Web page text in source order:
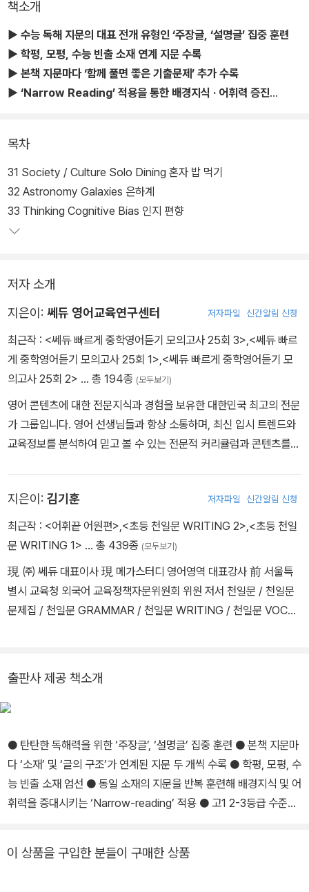
책소개
▶ 수능 독해 지문의 대표 전개 유형인 ‘주장글, ‘설명글’ 집중 훈련
▶ 학평, 모평, 수능 빈출 소재 연계 지문 수록
▶ 본책 지문마다 ‘함께 풀면 좋은 기출문제’ 추가 수록
▶ ‘Narrow Reading’ 적용을 통한 배경지식 · 어휘력 증진
<천일문 독해 시리즈>는 지문 독해 학습에 적합한 글이 무엇인지에
대한 고민을 담고 있다. 고등학생들이 집중적으로 학습해야 할 글은
이해를 방해하는 요소가 있는 글, 논리 사고력을 키워주는 글이다. <
천일문 독해 시리즈>는 이런 특성을 가진 지문 120개를 엄선하고, 검
수를 거쳐 각 30개씩 총 네 권에 나눠 실었다.
두 가지 유형의 전개에 익숙해지면 탄탄한 독해력을 기를 수 있다. 이
를 위해 <천일문 독해 시리즈>는 특정 기간 한 가지 유형에만 집중
면 해당 장르의 플롯을 꿰뚫게 되듯, 한 권에서 한 가지 유형만 온전히
다뤄 해당 유형을 마스터할 수 있도록 하며, 레벨 당 두 권으로 구성된
다.
교재 내 지문들은 기출 간접 연계 지문들 위주로 수록했다. 반복되어
출제되는 경향이 있는 학평, 모평, 수능의 소재들을 다루되 내용이 다
출제 유형으로 구성했으며, 본 문제 유형마다 정답을 찾아가거나 검
증하는 사전, 사후 문제를 추가 구성해 체계적인 문제 풀이 습관을 들
일 수 있다. Stage 2 ‘한 문장씩 뜯어보기’는 지문을 문장별로 나눠
상승시킬 수 있다. 마지막 Stage 3 ‘요약하기’에서는, 지문의 요지를
간략히 정리해 보며 사고력을 기르는 것으로 학습을 마무리한다.
는 글의 구조가 동일한 지문을 두 개씩 수록했다. 이를 통해 동일 소재
하는 ‘Narrow-Reading’ 학습법의 도입을 시도하였다. 정답과 해설
인할 수 있는 꼼꼼한 해설이 제공된다. 또한 지문 QR코드 스캔을 통
해 지문 mp3 파일을 들어볼 수 있으며, 지문 학습 전 어휘 학습도 가
능하다.
목차
31 Society / Culture Solo Dining 혼자 밥 먹기
32 Astronomy Galaxies 은하계
33 Thinking Cognitive Bias 인지 편향
저자 소개
지은이: 쎄듀 영어교육연구센터 저자파일 신간알림 신청
최근작 : <쎄듀 빠르게 중학영어듣기 모의고사 25회 3>,<쎄듀 빠르
게 중학영어듣기 모의고사 25회 1>,<쎄듀 빠르게 중학영어듣기 모
의고사 25회 2> … 총 194종 (모두보기)
영어 콘텐츠에 대한 전문지식과 경험을 보유한 대한민국 최고의 전문
가 그룹입니다. 영어 선생님들과 항상 소통하며, 최신 입시 트렌드와
교육정보를 분석하여 믿고 볼 수 있는 전문적 커리큘럼과 콘텐츠를
지은이: 김기훈 저자파일 신간알림 신청
최근작 : <어휘끝 어원편>,<초등 천일문 WRITING 2>,<초등 천일
문 WRITING 1> … 총 439종 (모두보기)
現 ㈜ 쎄듀 대표이사 現 메가스터디 영어영역 대표강사 前 서울특
별시 교육청 외국어 교육정책자문위원회 위원 저서 천일문 / 천일문
문제집 / 천일문 GRAMMAR / 천일문 WRITING / 천일문 VOCA
출판사 제공 책소개
● 탄탄한 독해력을 위한 ‘주장글’, ‘설명글’ 집중 훈련 ● 본책 지문마
다 ‘소재’ 및 ‘글의 구조’가 연계된 지문 두 개씩 수록 ● 학평, 모평, 수
능 빈출 소재 엄선 ● 동일 소재의 지문을 반복 훈련해 배경지식 및 어
휘력을 증대시키는 ‘Narrow-reading’ 적용 ● 고1 2-3등급 수준의
이 상품을 구입한 분들이 구매한 상품